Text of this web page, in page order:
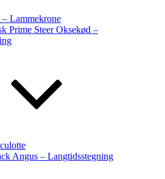
Lammekrone
Prime Steer Oksekød –
Angus – Langtidsstegning